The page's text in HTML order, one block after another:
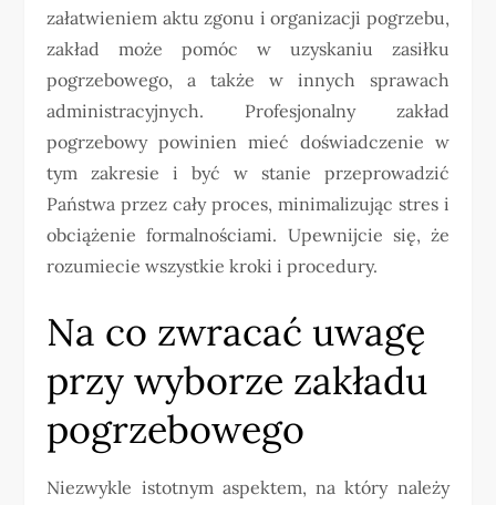
załatwieniem aktu zgonu i organizacji pogrzebu,
zakład może pomóc w uzyskaniu zasiłku
pogrzebowego, a także w innych sprawach
administracyjnych. Profesjonalny zakład
pogrzebowy powinien mieć doświadczenie w
tym zakresie i być w stanie przeprowadzić
Państwa przez cały proces, minimalizując stres i
obciążenie formalnościami. Upewnijcie się, że
rozumiecie wszystkie kroki i procedury.
Na co zwracać uwagę
przy wyborze zakładu
pogrzebowego
Niezwykle istotnym aspektem, na który należy